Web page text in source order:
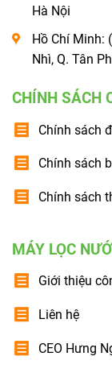
Hà Nội
Hồ Chí Minh:
Nhì, Q. Tân
CHÍNH SÁCH
Chính sách
Chính sách
Chính sách
MÁY LỌC
Giới thiệu
Liên hệ
CEO Hưng